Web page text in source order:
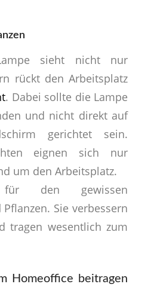
sieht nicht nur
rückt den Arbeitsplatz
. Dabei sollte die Lampe
und nicht direkt auf
gerichtet sein.
eignen sich nur
um den Arbeitsplatz.
den gewissen
Sie verbessern
tragen wesentlich zum
Homeoffice beitragen